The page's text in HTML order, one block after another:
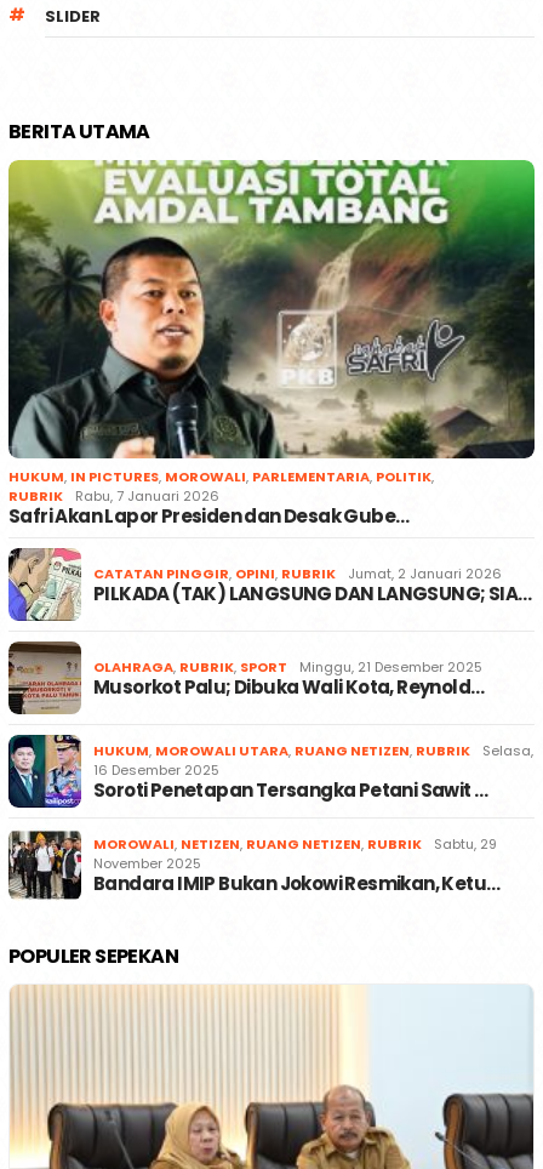
SLIDER
BERITA UTAMA
HUKUM, IN PICTURES, MOROWALI, PARLEMENTARIA, POLITIK,
RUBRIK
Rabu, 7 Januari 2026
Safri Akan Lapor Presiden dan Desak Gube…
CATATAN PINGGIR, OPINI, RUBRIK Jumat, 2 Januari 2026
PILKADA (TAK) LANGSUNG DAN LANGSUNG; SIA…
OLAHRAGA, RUBRIK, SPORT Minggu, 21 Desember 2025
Musorkot Palu; Dibuka Wali Kota, Reynold…
HUKUM, MOROWALI UTARA, RUANG NETIZEN, RUBRIK
Selasa,
16 Desember 2025
Soroti Penetapan Tersangka Petani Sawit …
MOROWALI, NETIZEN, RUANG NETIZEN, RUBRIK
Sabtu, 29
November 2025
Bandara IMIP Bukan Jokowi Resmikan, Ketu…
POPULER SEPEKAN